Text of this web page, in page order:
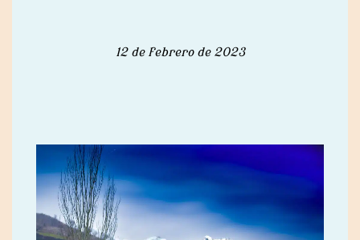
12 de febrero de 2023